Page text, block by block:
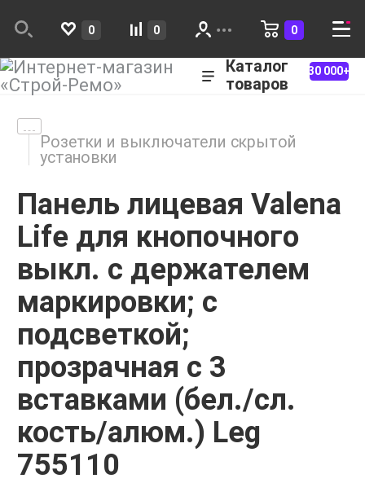
0 0 0
Каталог
товаров
30 000+
Розетки и выключатели скрытой
установки
Панель лицевая Valena
Life для кнопочного
выкл. с держателем
маркировки; с
подсветкой;
прозрачная с 3
вставками (бел./сл.
кость/алюм.) Leg
755110